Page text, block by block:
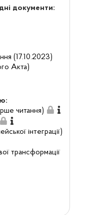
документи:
(17.10.2023)
Акта)
читання)
інтеграції)
трансформації